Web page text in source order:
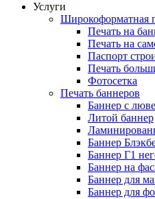
Услуги
Широкоформатная
Печать на
Печать на
Паспорт
Печать
Фотосетка
Печать баннеров
Баннер с
Литой баннер
Баннер
Баннер Г1
Баннер на
Баннер для
Баннер для